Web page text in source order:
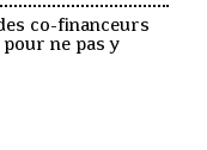
co-financeurs
pour ne pas y
courriel si je